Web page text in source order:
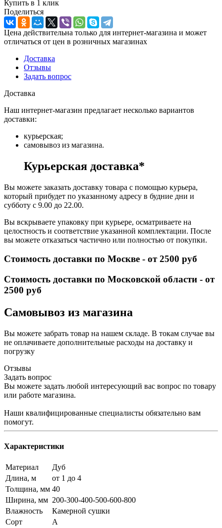
Купить в 1 клик
Поделиться
Цена действительна только для интернет-магазина и может
отличаться от цен в розничных магазинах
Доставка
Отзывы
Задать вопрос
Доставка
Наш интернет-магазин предлагает несколько вариантов
доставки:
курьерская;
самовывоз из магазина.
Курьерская доставка*
Вы можете заказать доставку товара с помощью курьера,
который прибудет по указанному адресу в будние дни и
субботу с 9.00 до 22.00.
Вы вскрываете упаковку при курьере, осматриваете на
целостность и соответствие указанной комплектации. После
вы можете отказаться частично или полностью от покупки.
Стоимость доставки по Москве - от 2500 руб
Стоимость доставки по Московской области - от
2500 руб
Самовывоз из магазина
Вы можете забрать товар на нашем складе. В токам случае вы
не оплачиваете дополнительные расходы на доставку и
погрузку
Отзывы
Задать вопрос
Вы можете задать любой интересующий вас вопрос по товару
или работе магазина.
Наши квалифицированные специалисты обязательно вам
помогут.
Характеристики
Материал
Дуб
Длина, м
от 1 до 4
Толщина, мм 40
Ширина, мм 200-300-400-500-600-800
Влажность
Камерной сушки
Сорт
А